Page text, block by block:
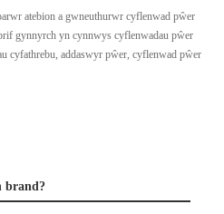
atebion a gwneuthurwr cyflenwad pŵer
gynnyrch yn cynnwys cyflenwadau pŵer
cyfathrebu, addaswyr pŵer, cyflenwad pŵer
brand?